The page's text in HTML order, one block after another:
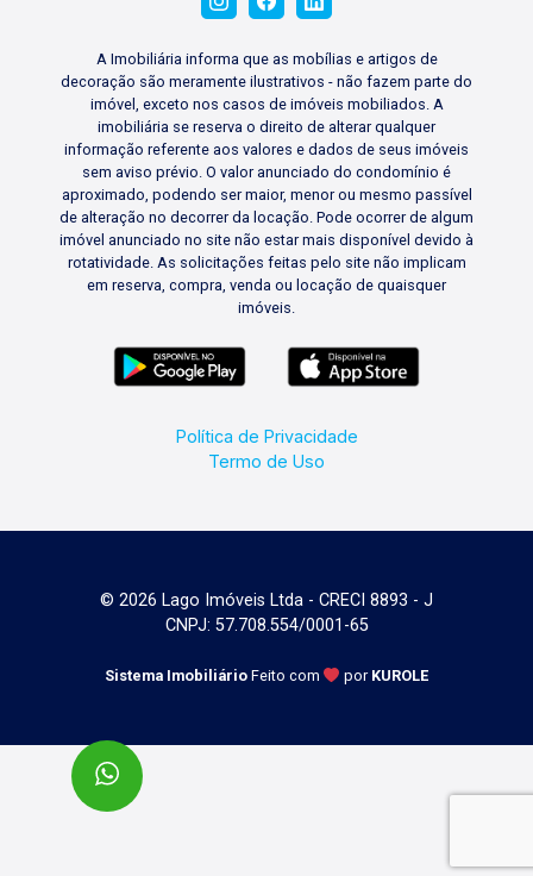
A Imobiliária informa que as mobílias e artigos de
decoração são meramente ilustrativos - não fazem parte do
imóvel, exceto nos casos de imóveis mobiliados. A
imobiliária se reserva o direito de alterar qualquer
informação referente aos valores e dados de seus imóveis
sem aviso prévio. O valor anunciado do condomínio é
aproximado, podendo ser maior, menor ou mesmo passível
de alteração no decorrer da locação. Pode ocorrer de algum
imóvel anunciado no site não estar mais disponível devido à
rotatividade. As solicitações feitas pelo site não implicam
em reserva, compra, venda ou locação de quaisquer
imóveis.
Política de Privacidade
Termo de Uso
© 2026 Lago Imóveis Ltda - CRECI 8893 - J
CNPJ: 57.708.554/0001-65
Sistema Imobiliário Feito com por KUROLE